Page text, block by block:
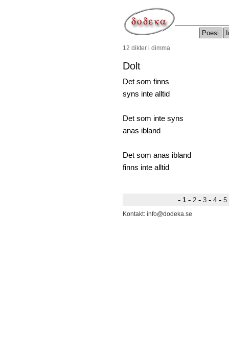
Poesi
12 dikter i dimma
Dolt
Det som finns
syns inte alltid
Det som inte syns
anas ibland
Det som anas ibland
finns inte alltid
- 1 -2 -3 -4 -5
Kontakt: info@dodeka.se